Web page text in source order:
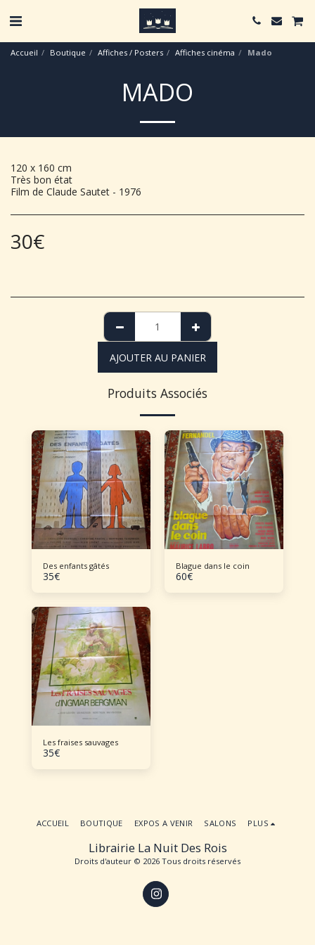
Accueil Boutique Affiches / Posters Affiches cinéma Mado
MADO
120 x 160 cm
Très bon état
Film de Claude Sautet - 1976
30€
AJOUTER AU PANIER
Produits Associés
Des enfants gâtés
35€
Blague dans le coin
60€
Les fraises sauvages
35€
Librairie La Nuit Des Rois
Droits d'auteur © 2026 Tous droits réservés
ACCUEIL BOUTIQUE EXPOS A VENIR SALONS PLUS